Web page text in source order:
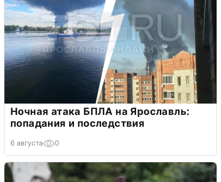
Ночная атака БПЛА на Ярославль:
попадания и последствия
6 августа 0